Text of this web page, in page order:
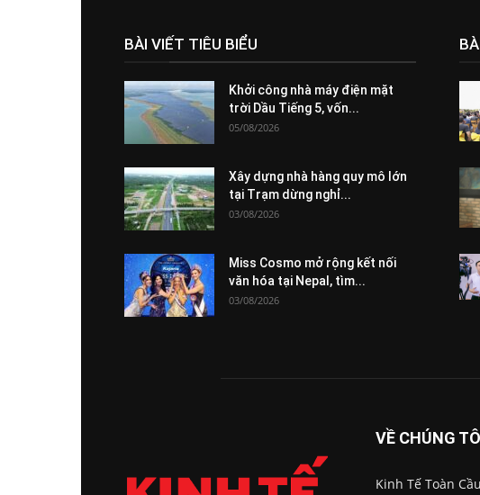
BÀI VIẾT TIÊU BIỂU
Khởi công nhà máy điện mặt
trời Dầu Tiếng 5, vốn...
05/08/2026
Xây dựng nhà hàng quy mô lớn
tại Trạm dừng nghỉ...
03/08/2026
Miss Cosmo mở rộng kết nối
văn hóa tại Nepal, tìm...
03/08/2026
VỀ CHÚNG
Kinh Tế Toàn